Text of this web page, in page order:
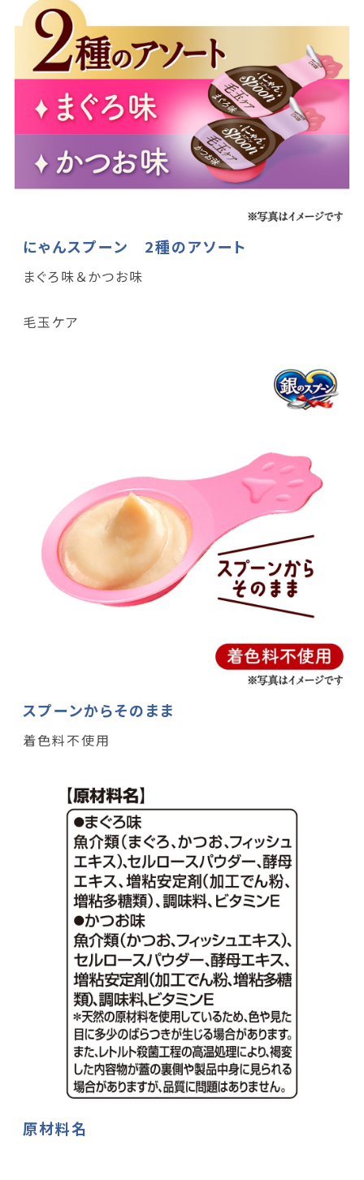
にゃんスプーン 2種のアソート
まぐろ味＆かつお味
毛玉ケア
スプーンからそのまま
着色料不使用
原材料名